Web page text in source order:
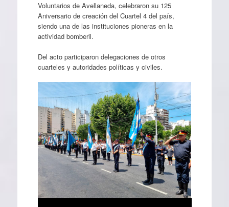
Voluntarios de Avellaneda, celebraron su 125
Aniversario de creación del Cuartel 4 del país,
siendo una de las instituciones pioneras en la
actividad bomberil.
Del acto participaron delegaciones de otros
cuarteles y autoridades políticas y civiles.